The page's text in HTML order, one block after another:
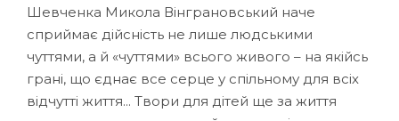
Шевченка Микола Вінграновський наче
сприймає дійсність не лише людськими
чуттями, а й «чуттями» всього живого – на якійсь
грані, що єднає все серце у спільному для всіх
відчутті життя... Твори для дітей ще за життя